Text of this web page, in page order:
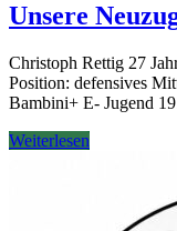
Unsere
Christoph Rettig 27
Position: defensives
Bambini+ E- Jugend
Weiterlesen